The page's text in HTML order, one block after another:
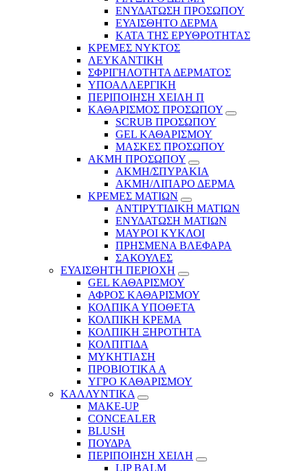
ΕΝΥΔΑΤΩΣΗ ΠΡΟΣΩΠΟΥ
ΕΥΑΙΣΘΗΤΟ ΔΕΡΜΑ
ΚΑΤΑ ΤΗΣ ΕΡΥΘΡΟΤΗΤΑΣ
ΚΡΕΜΕΣ ΝΥΚΤΟΣ
ΛΕΥΚΑΝΤΙΚΗ
ΣΦΡΙΓΗΛΟΤΗΤΑ ΔΕΡΜΑΤΟΣ
ΥΠΟΑΛΛΕΡΓΙΚΗ
ΠΕΡΙΠΟΙΗΣΗ ΧΕΙΛΗ Π
ΚΑΘΑΡΙΣΜΟΣ ΠΡΟΣΩΠΟΥ
SCRUB ΠΡΟΣΩΠΟΥ
GEL ΚΑΘΑΡΙΣΜΟΥ
ΜΑΣΚΕΣ ΠΡΟΣΩΠΟΥ
ΑΚΜΗ ΠΡΟΣΩΠΟΥ
ΑΚΜΗ/ΣΠΥΡΑΚΙΑ
ΑΚΜΗ/ΛΙΠΑΡΟ ΔΕΡΜΑ
ΚΡΕΜΕΣ ΜΑΤΙΩΝ
ΑΝΤΙΡΥΤΙΔΙΚΗ ΜΑΤΙΩΝ
ΕΝΥΔΑΤΩΣΗ ΜΑΤΙΩΝ
ΜΑΥΡΟΙ ΚΥΚΛΟΙ
ΠΡΗΣΜΕΝΑ ΒΛΕΦΑΡΑ
ΣΑΚΟΥΛΕΣ
ΕΥΑΙΣΘΗΤΗ ΠΕΡΙΟΧΗ
GEL ΚΑΘΑΡΙΣΜΟΥ
ΑΦΡΟΣ ΚΑΘΑΡΙΣΜΟΥ
ΚΟΛΠΙΚΑ ΥΠΟΘΕΤΑ
ΚΟΛΠΙΚΗ ΚΡΕΜΑ
ΚΟΛΠΙΚΗ ΞΗΡΟΤΗΤΑ
ΚΟΛΠΙΤΙΔΑ
ΜΥΚΗΤΙΑΣΗ
ΠΡΟΒΙΟΤΙΚΑ Α
ΥΓΡΟ ΚΑΘΑΡΙΣΜΟΥ
ΚΑΛΛΥΝΤΙΚΑ
MAKE-UP
CONCEALER
BLUSH
ΠΟΥΔΡΑ
ΠΕΡΙΠΟΙΗΣΗ ΧΕΙΛΗ
LIP BALM